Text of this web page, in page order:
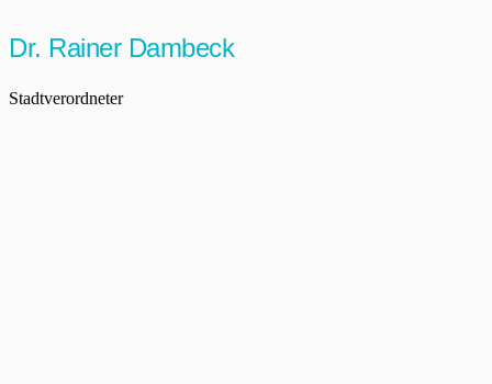
Dr. Rainer Dambeck
Stadtverordneter